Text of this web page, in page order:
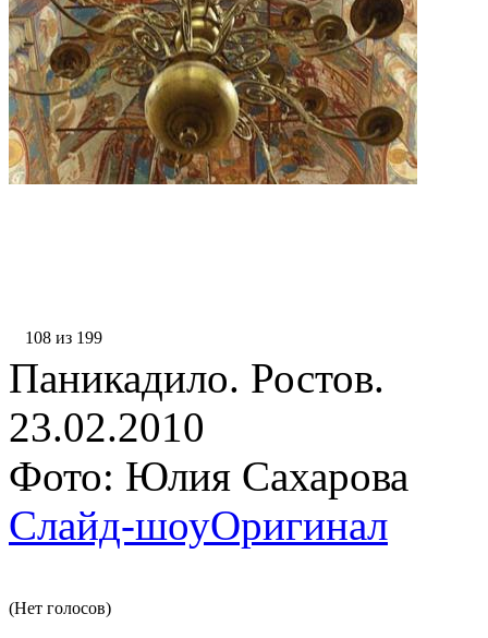
108 из 199
Паникадило. Ростов.
23.02.2010
Фото: Юлия Сахарова
Слайд-шоуОригинал
(Нет голосов)